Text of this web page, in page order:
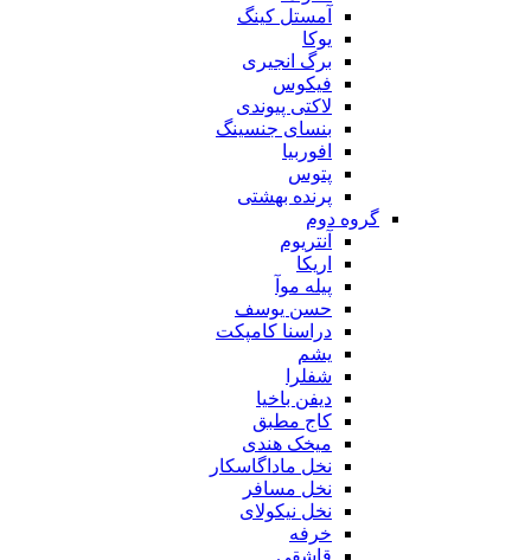
آمستل کینگ
یوکا
برگ انجیری
فیکوس
لاکتی پیوندی
بنسای جنسینگ
افوربیا
پتوس
پرنده بهشتی
گروه دوم
آنتریوم
اریکا
پیله موآ
حسن یوسف
دراسنا کامپکت
یشم
شفلرا
دیفن باخیا
کاج مطبق
میخک هندی
نخل ماداگاسکار
نخل مسافر
نخل نیکولای
خرفه
قاشقی